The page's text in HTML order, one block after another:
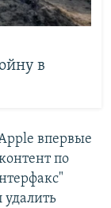
в
впервые
по
удалить